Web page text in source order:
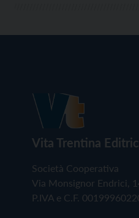
Vita Trentina
Società Cooperativa
Via Monsignor Endrici,
P.IVA e C.F.